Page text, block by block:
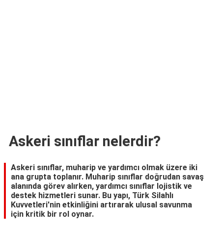
Askeri sınıflar nelerdir?
Askeri sınıflar, muharip ve yardımcı olmak üzere iki
ana grupta toplanır. Muharip sınıflar doğrudan savaş
alanında görev alırken, yardımcı sınıflar lojistik ve
destek hizmetleri sunar. Bu yapı, Türk Silahlı
Kuvvetleri'nin etkinliğini artırarak ulusal savunma
için kritik bir rol oynar.